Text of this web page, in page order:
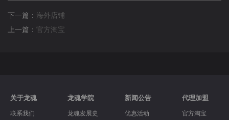
下一篇： 海外店铺
上一篇： 官方淘宝
关于龙魂
联系我们
龙魂学院
龙魂发展史
新闻公告
优惠活动
代理加盟
官方淘宝